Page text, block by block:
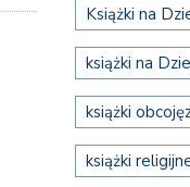
Książki na
książki na
książki
książki